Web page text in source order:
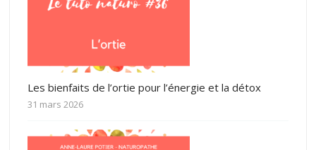
Les bienfaits de l’ortie pour l’énergie et la détox
31 mars 2026